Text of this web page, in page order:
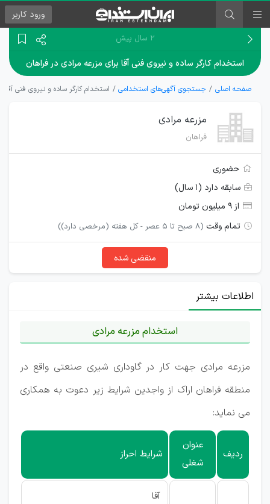
ورود کاربر
۲ سال پیش
استخدام کارگر ساده و نیروی فنی آقا برای مزرعه مرادی در فراهان
صفحه اصلی جستجوی آگهی‌های استخدامی استخدام کارگر ساده و نیروی فنی آقا
مزرعه مرادی
فراهان
حضوری
سابقه دارد (۱ سال)
از ۹ میلیون تومان
تمام وقت (8 صبح تا 5 عصر - کل هفته (مرخصی دارد))
منقضی شده
اطلاعات بیشتر
استخدام مزرعه مرادی
مزرعه مرادی جهت کار در گاوداری شیری صنعتی واقع در
منطقه فراهان اراک از واجدین شرایط زیر دعوت به همکاری
می نماید:
ردیف
عنوان
شغلی
شرایط احراز
آقا